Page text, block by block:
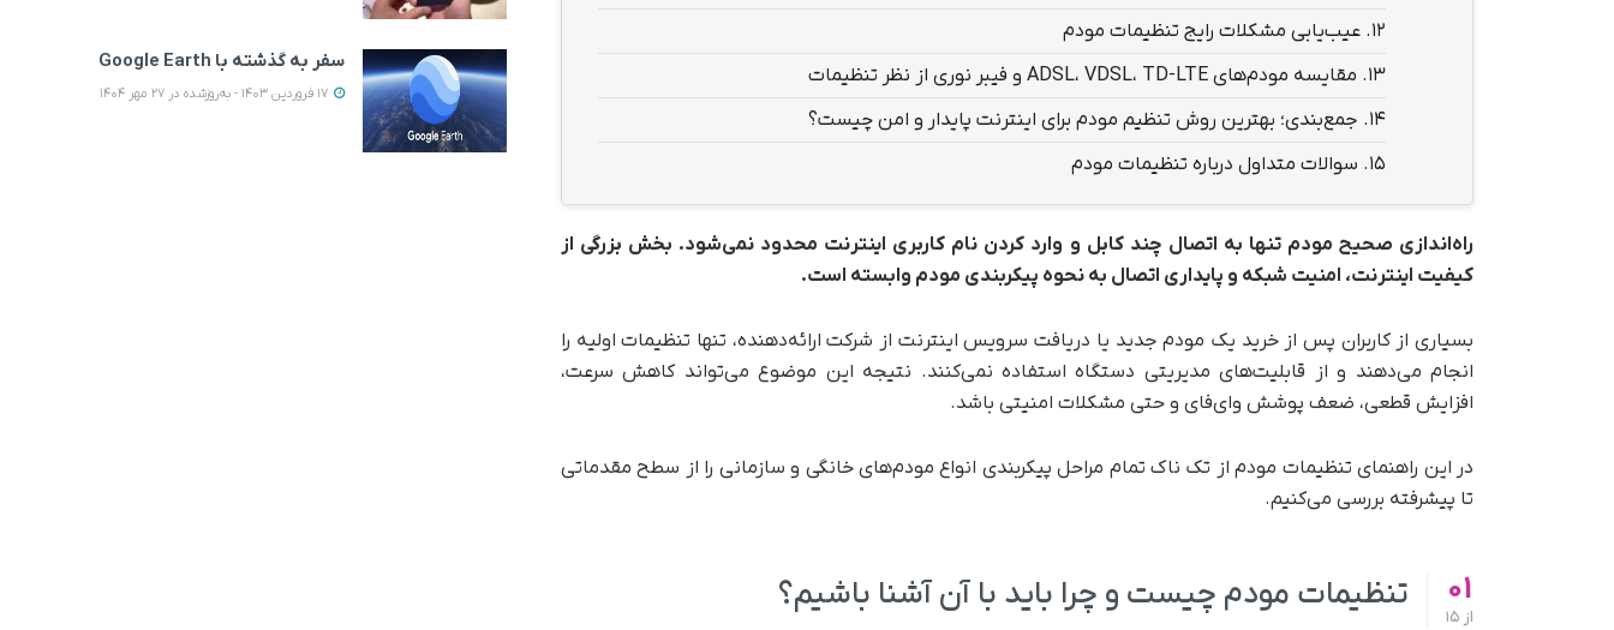
12. عیب‌یابی مشکلات رایج تنظیمات مودم
13. مقایسه مودم‌های ADSL، VDSL، TD-LTE و فیبر نوری از نظر تنظیمات
14. جمع‌بندی؛ بهترین روش تنظیم مودم برای اینترنت پایدار و امن چیست؟
15. سوالات متداول درباره تنظیمات مودم
راه‌اندازی صحیح مودم تنها به اتصال چند کابل و وارد کردن نام کاربری اینترنت محدود نمی‌شود. بخش بزرگی از
کیفیت اینترنت، امنیت شبکه و پایداری اتصال به نحوه پیکربندی مودم وابسته است.
بسیاری از کاربران پس از خرید یک مودم جدید یا دریافت سرویس اینترنت از شرکت ارائه‌دهنده، تنها تنظیمات اولیه را
انجام می‌دهند و از قابلیت‌های مدیریتی دستگاه استفاده نمی‌کنند. نتیجه این موضوع می‌تواند کاهش سرعت،
افزایش قطعی، ضعف پوشش وای‌فای و حتی مشکلات امنیتی باشد.
در این راهنمای تنظیمات مودم از تک ناک تمام مراحل پیکربندی انواع مودم‌های خانگی و سازمانی را از سطح مقدماتی
تا پیشرفته بررسی می‌کنیم.
01
از
تنظیمات مودم چیست و چرا باید با آن آشنا باشیم؟
سفر به گذشته با Google Earth